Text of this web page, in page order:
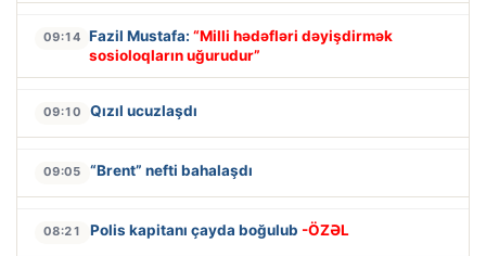
09:14 Fazil Mustafa: “Milli hədəfləri dəyişdirmək
sosioloqların uğurudur”
09:10 Qızıl ucuzlaşdı
09:05 “Brent” nefti bahalaşdı
08:21 Polis kapitanı çayda boğulub -ÖZƏL